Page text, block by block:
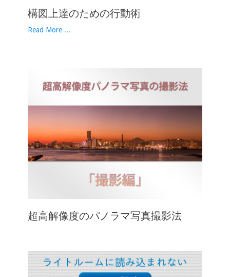
構図上達のための行動術
Read More ...
超高解像度のパノラマ写真撮影法